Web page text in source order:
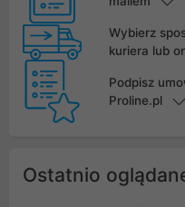
Wybierz
kuriera lub
Podpisz
Proline.pl
Ostatnio